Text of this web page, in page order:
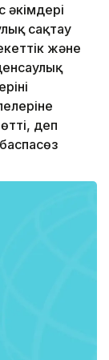
әкімдері
сақтау
және
деп